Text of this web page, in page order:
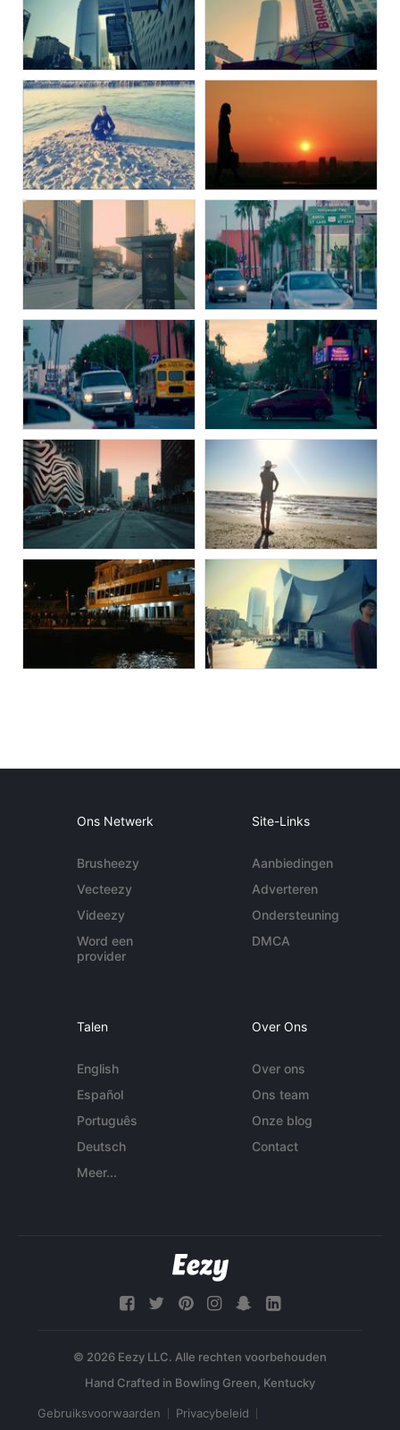
Ons Netwerk
Brusheezy
Vecteezy
Videezy
Word een
provider
Site-Links
Aanbiedingen
Adverteren
Ondersteuning
DMCA
Talen
English
Español
Português
Deutsch
Meer...
Over Ons
Over ons
Ons team
Onze blog
Contact
© 2026 Eezy LLC. Alle rechten voorbehouden
Gebruiksvoorwaarden Privacybeleid